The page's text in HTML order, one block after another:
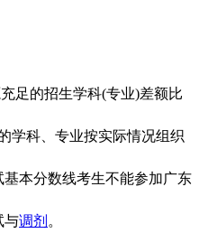
的招生学科(专业)差额比
学科、专业按实际情况组织
基本分数线考生不能参加广东
与调剂 。